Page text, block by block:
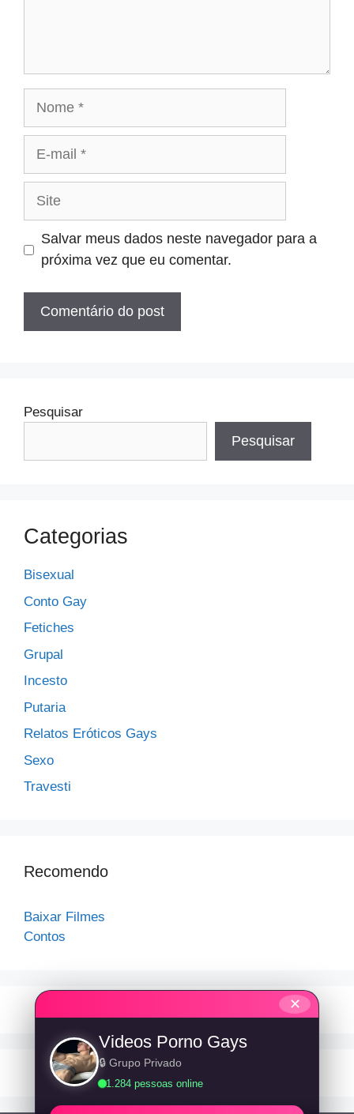
Site
Salvar meus dados neste navegador para a
próxima vez que eu comentar.
Pesquisar
Pesquisar
Categorias
Bisexual
Conto Gay
Fetiches
Grupal
Incesto
Putaria
Relatos Eróticos Gays
Sexo
Travesti
Recomendo
Baixar Filmes
Contos
✕
Videos Porno Gays
🔒 Grupo Privado
1.284 pessoas online